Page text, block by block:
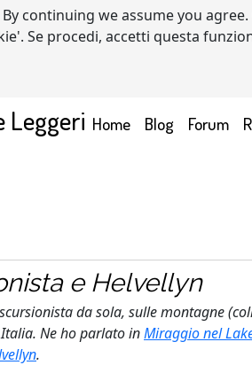
continuing we assume you
Se procedi, accetti questa
Leggeri Home(current)
Blog Forum
e Helvellyn
da sola, sulle montagne
Ne ho parlato inMiraggio nel
.